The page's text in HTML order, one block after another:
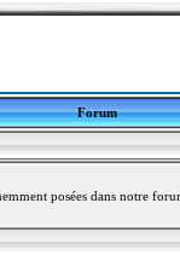
Forum
posées dans notre